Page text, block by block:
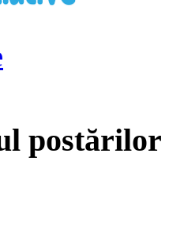
postărilor